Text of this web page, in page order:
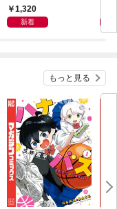
会」が生まれた謎
1,320
新着
もっと見る